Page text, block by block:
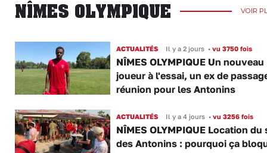
NÎMES OLYMPIQUE VOIR
ACTUALITÉS Il y a 2 jours •vu 3750 fois
NÎMES OLYMPIQUE Un nouveau
joueur à l'essai, un ex de
réunion pour les Antonins
ACTUALITÉS Il y a 4 jours •vu 3256 fois
NÎMES OLYMPIQUE Location du
des Antonins : pourquoi ça